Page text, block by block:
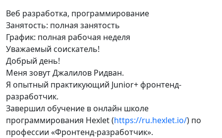
Веб разработка, программирование
Занятость: полная занятость
График: полная рабочая неделя
Уважаемый соискатель!
Добрый день!
Меня зовут Джалилов Ридван.
Я опытный практикующий Junior+ фронтенд-
разработчик.
Завершил обучение в онлайн школе
программирования Hexlet (https://ru.hexlet.io/) по
профессии «Фронтенд-разработчик».